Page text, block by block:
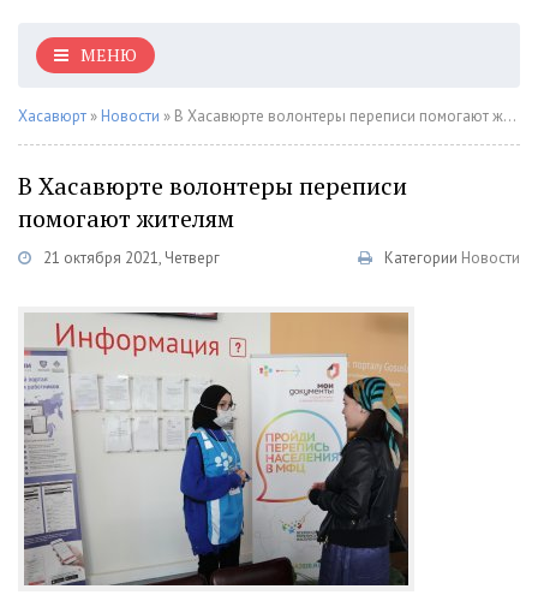
МЕНЮ
Хасавюрт » Новости » В Хасавюрте волонтеры переписи помогают жителям
В Хасавюрте волонтеры переписи
помогают жителям
21 октября 2021, Четверг Категории Новости